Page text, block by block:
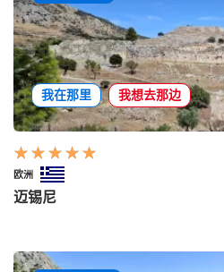
我在那里 我想去那边
欧洲
迈锡尼